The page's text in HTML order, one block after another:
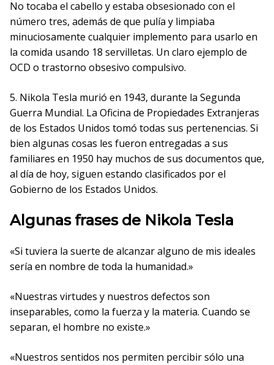
No tocaba el cabello y estaba obsesionado con el
número tres, además de que pulía y limpiaba
minuciosamente cualquier implemento para usarlo en
la comida usando 18 servilletas. Un claro ejemplo de
OCD o trastorno obsesivo compulsivo.
5. Nikola Tesla murió en 1943, durante la Segunda
Guerra Mundial. La Oficina de Propiedades Extranjeras
de los Estados Unidos tomó todas sus pertenencias. Si
bien algunas cosas les fueron entregadas a sus
familiares en 1950 hay muchos de sus documentos que,
al día de hoy, siguen estando clasificados por el
Gobierno de los Estados Unidos.
Algunas frases de Nikola Tesla
«Si tuviera la suerte de alcanzar alguno de mis ideales
sería en nombre de toda la humanidad.»
«Nuestras virtudes y nuestros defectos son
inseparables, como la fuerza y la materia. Cuando se
separan, el hombre no existe.»
«Nuestros sentidos nos permiten percibir sólo una